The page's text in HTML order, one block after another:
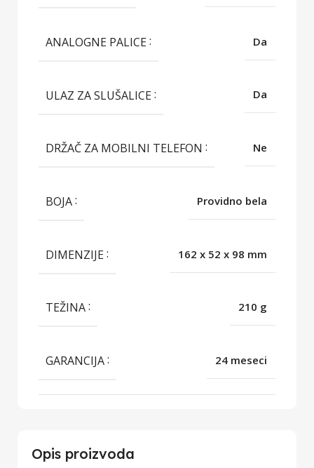
Opis proizvoda
ANALOGNE PALICE Da
ULAZ ZA SLUŠALICE Da
DRŽAČ ZA MOBILNI TELEFON Ne
BOJA Providno bela
DIMENZIJE 162 x 52 x 98 mm
TEŽINA 210 g
GARANCIJA 24 meseci